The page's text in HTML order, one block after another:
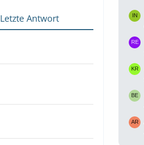
Letzte Antwort